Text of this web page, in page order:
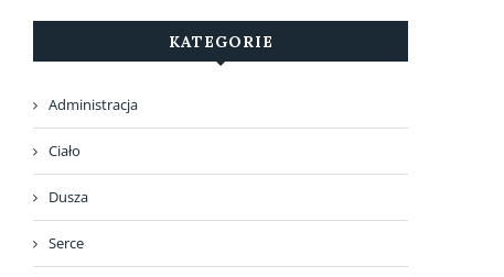
KATEGORIE
Administracja
Ciało
Dusza
Serce